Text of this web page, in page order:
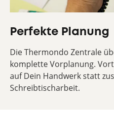
Perfekte Planung
Die Thermondo Zentrale
komplette Vorplanung.
auf Dein Handwerk statt
Schreibtischarbeit.